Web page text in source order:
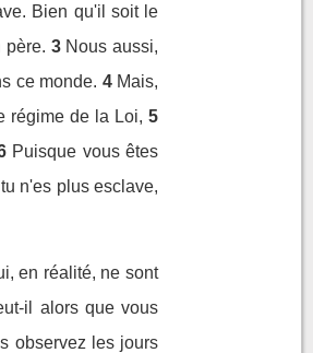
Bien qu'il soit le
père. 3 Nous aussi,
ce monde. 4 Mais,
régime de la Loi, 5
Puisque vous êtes
n'es plus esclave,
en réalité, ne sont
il alors que vous
observez les jours